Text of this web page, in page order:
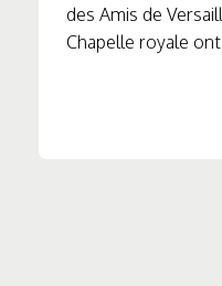
des Amis de
Chapelle royale